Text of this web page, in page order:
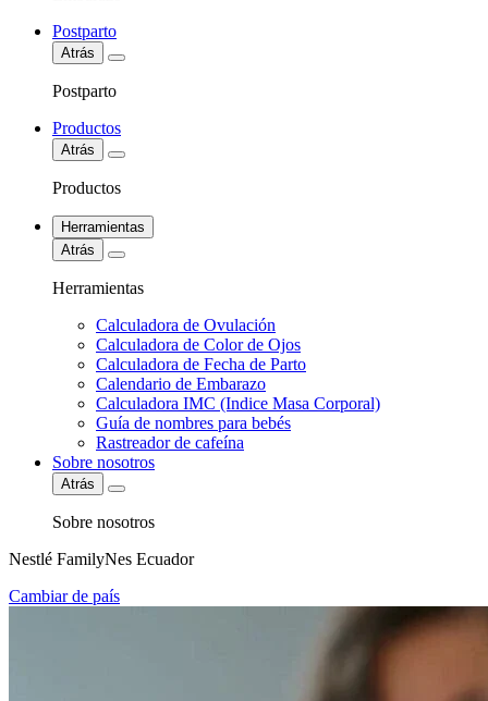
Postparto
Atrás
Postparto
Productos
Atrás
Productos
Herramientas
Atrás
Herramientas
Calculadora de Ovulación
Calculadora de Color de Ojos
Calculadora de Fecha de Parto
Calendario de Embarazo
Calculadora IMC (Indice Masa Corporal)
Guía de nombres para bebés
Rastreador de cafeína
Sobre nosotros
Atrás
Sobre nosotros
Nestlé FamilyNes Ecuador
Cambiar de país